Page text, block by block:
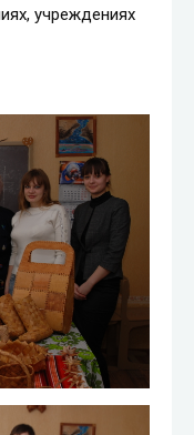
учреждениях